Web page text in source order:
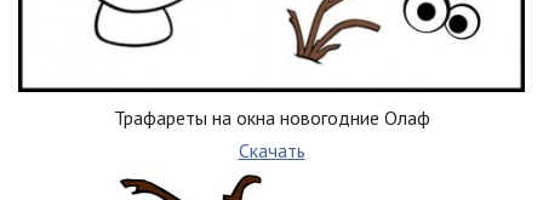
Трафареты на окна новогодние Олаф
Скачать